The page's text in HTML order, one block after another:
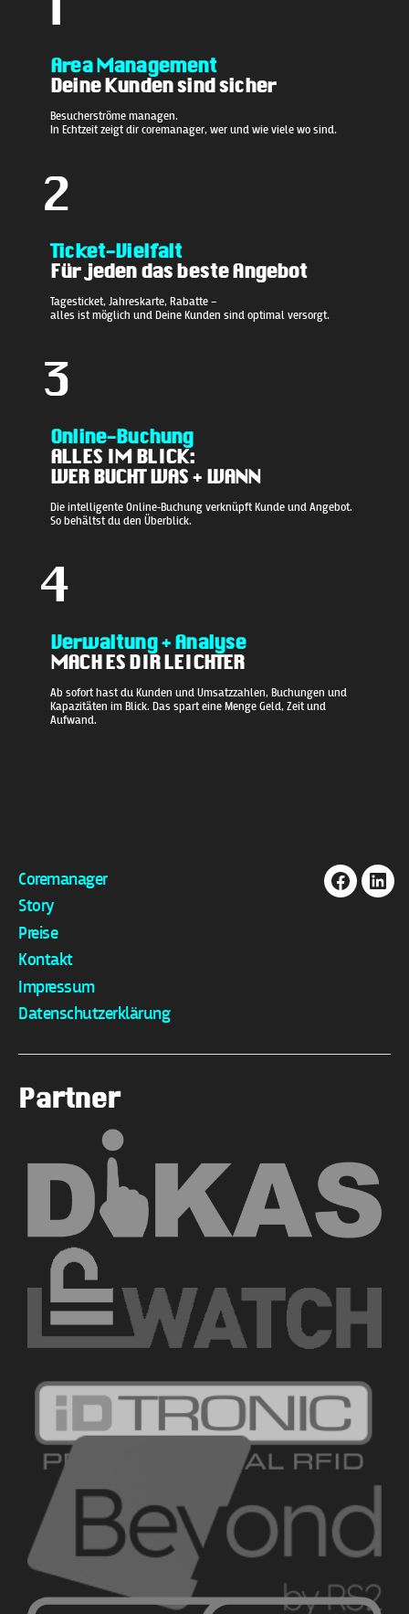
Area Management
Deine Kunden sind sicher
Besucherströme managen.
In Echtzeit zeigt dir coremanager, wer und wie viele wo sind.
2
Ticket-Vielfalt
Für jeden das beste Angebot
Tagesticket, Jahreskarte, Rabatte –
alles ist möglich und Deine Kunden sind optimal versorgt.
3
Online-Buchung
ALLES IM BLICK:
WER BUCHT WAS + WANN
Die intelligente Online-Buchung verknüpft Kunde und Angebot.
So behältst du den Überblick.
4
Verwaltung + Analyse
MACH ES DIR LEICHTER
Ab sofort hast du Kunden und Umsatzzahlen, Buchungen und
Kapazitäten im Blick. Das spart eine Menge Geld, Zeit und
Aufwand.
Coremanager
Story
Preise
Kontakt
Impressum
Datenschutzerklärung
Facebook
Partner